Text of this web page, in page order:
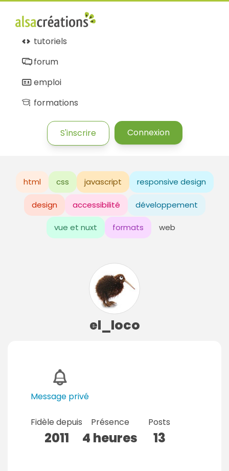
tutoriels
forum
emploi
formations
S'inscrire Connexion
html css javascript responsive design
design accessibilité développement
vue et nuxt formats web
el_loco
Message privé
Fidèle depuis
2011
Présence
4 heures
Posts
13